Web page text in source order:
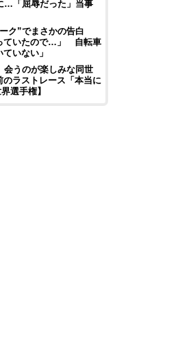
…「屈辱だった」当事
ク”でまさかの告白
ていたので…」 自転車
いない」
会うのが楽しみな同世
ラストレース「本当に
選手権】